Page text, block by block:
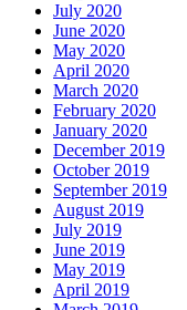
July 2020
June 2020
May 2020
April 2020
March 2020
February 2020
January 2020
December 2019
October 2019
September 2019
August 2019
July 2019
June 2019
May 2019
April 2019